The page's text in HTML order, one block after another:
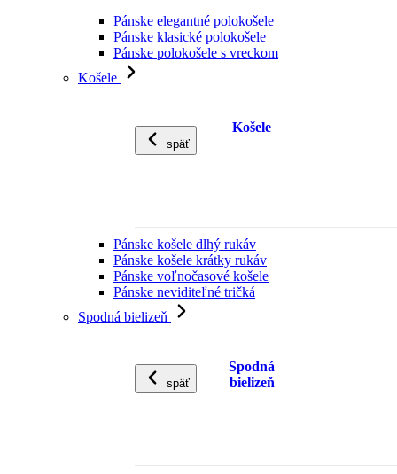
Pánske elegantné polokošele
Pánske klasické polokošele
Pánske polokošele s vreckom
Košele
späť
Košele
Pánske košele dlhý rukáv
Pánske košele krátky rukáv
Pánske voľnočasové košele
Pánske neviditeľné tričká
Spodná bielizeň
späť
Spodná
bielizeň